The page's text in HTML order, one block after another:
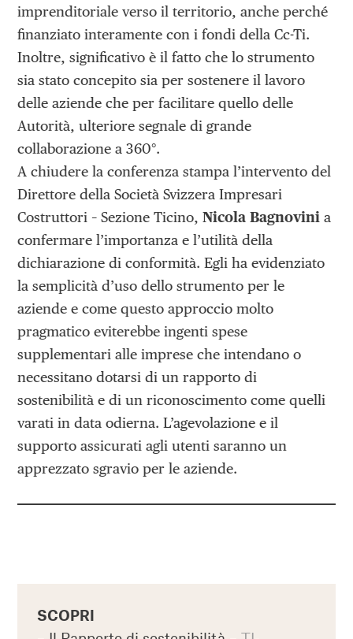
imprenditoriale verso il territorio, anche perché
finanziato interamente con i fondi della Cc-Ti.
Inoltre, significativo è il fatto che lo strumento
sia stato concepito sia per sostenere il lavoro
delle aziende che per facilitare quello delle
Autorità, ulteriore segnale di grande
collaborazione a 360°.
A chiudere la conferenza stampa l’intervento del
Direttore della Società Svizzera Impresari
Costruttori – Sezione Ticino, Nicola Bagnovini a
confermare l’importanza e l’utilità della
dichiarazione di conformità. Egli ha evidenziato
la semplicità d’uso dello strumento per le
aziende e come questo approccio molto
pragmatico eviterebbe ingenti spese
supplementari alle imprese che intendano o
necessitano dotarsi di un rapporto di
sostenibilità e di un riconoscimento come quelli
varati in data odierna. L’agevolazione e il
supporto assicurati agli utenti saranno un
apprezzato sgravio per le aziende.
SCOPRI